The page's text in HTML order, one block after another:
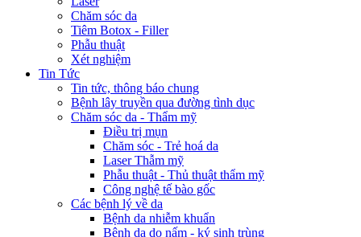
Chăm sóc da
Tiêm Botox - Filler
Phẫu thuật
Xét nghiệm
Tin Tức
Tin tức, thông báo chung
Bệnh lây truyền qua đường tình dục
Chăm sóc da - Thẩm mỹ
Điều trị mụn
Chăm sóc - Trẻ hoá da
Laser Thẫm mỹ
Phẫu thuật - Thủ thuật thẩm mỹ
Công nghệ tế bào gốc
Các bệnh lý về da
Bệnh da nhiễm khuẩn
Bệnh da do nấm - ký sinh trùng